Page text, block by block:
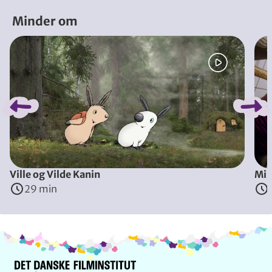
Minder om
Spring bånd over
Ville og Vilde Kanin
29 min
Info og kontakt